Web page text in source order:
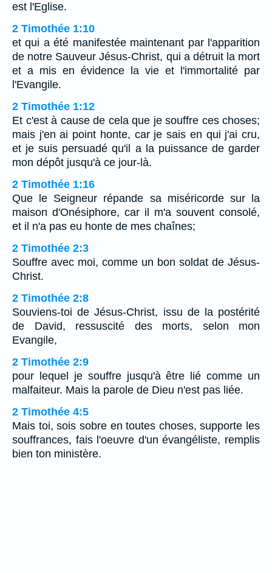
est l'Eglise.
2 Timothée 1:10
et qui a été manifestée maintenant par l'apparition
de notre Sauveur Jésus-Christ, qui a détruit la mort
et a mis en évidence la vie et l'immortalité par
l'Evangile.
2 Timothée 1:12
Et c'est à cause de cela que je souffre ces choses;
mais j'en ai point honte, car je sais en qui j'ai cru,
et je suis persuadé qu'il a la puissance de garder
mon dépôt jusqu'à ce jour-là.
2 Timothée 1:16
Que le Seigneur répande sa miséricorde sur la
maison d'Onésiphore, car il m'a souvent consolé,
et il n'a pas eu honte de mes chaînes;
2 Timothée 2:3
Souffre avec moi, comme un bon soldat de Jésus-
Christ.
2 Timothée 2:8
Souviens-toi de Jésus-Christ, issu de la postérité
de David, ressuscité des morts, selon mon
Evangile,
2 Timothée 2:9
pour lequel je souffre jusqu'à être lié comme un
malfaiteur. Mais la parole de Dieu n'est pas liée.
2 Timothée 4:5
Mais toi, sois sobre en toutes choses, supporte les
souffrances, fais l'oeuvre d'un évangéliste, remplis
bien ton ministère.